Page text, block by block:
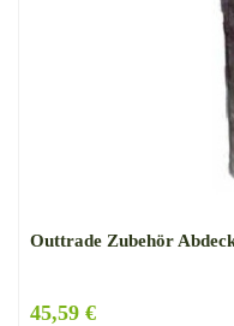
Outtrade Zubehör
45,59 €